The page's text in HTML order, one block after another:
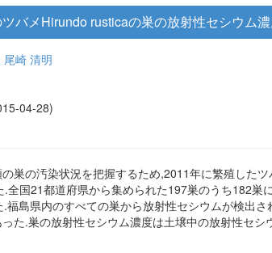
バメHirundo rusticaの巣の放射性セシウム
尾崎 清明
04-28)
巣の汚染状況を把握するため,2011年に繁殖した
国21都道府県から集められた197巣のうち182巣
島県内のすべての巣から放射性セシウムが検出
た.巣の放射性セシウム濃度は土壌中の放射性セシ